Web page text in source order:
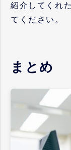
紹介してくれ
てください。
まとめ